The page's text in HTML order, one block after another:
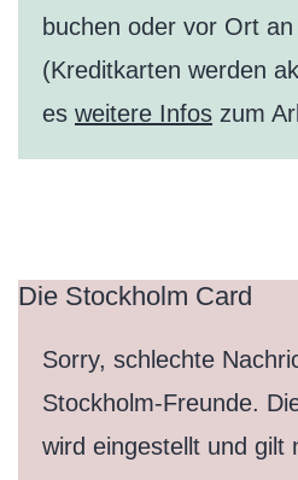
buchen oder vor Ort
(Kreditkarten werden
es weitere Infos zum
Die Stockholm Card
Sorry, schlechte
Stockholm-Freunde.
wird eingestellt und gilt